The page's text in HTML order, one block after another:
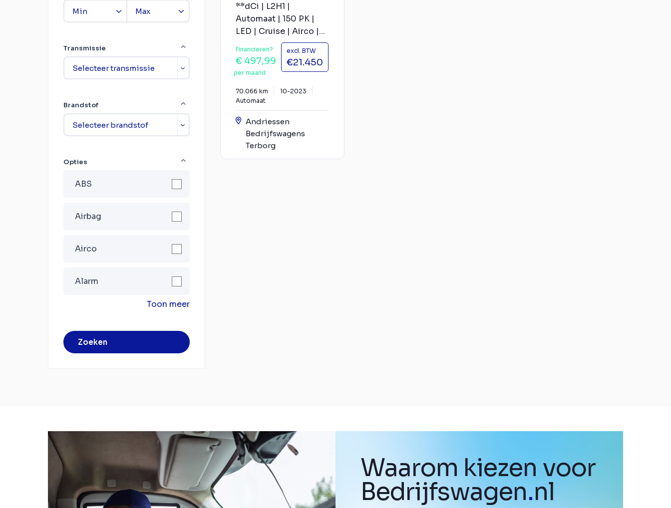
Transmissie
Brandstof
Opties
ABS
Airbag
Airco
Alarm
Toon meer
Zoeken
**dCi | L2H1 |
Automaat | 150 PK |
LED | Cruise | Airco |...
Financieren?
€ 497,99
per maand
excl. BTW
€21.450
70.066 km
10-2023
Automaat
Andriessen
Bedrijfswagens
Terborg
Waarom kiezen voor
Bedrijfswagen.nl